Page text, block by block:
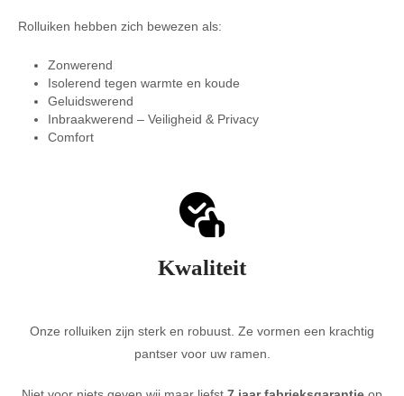
Rolluiken hebben zich bewezen als:
Zonwerend
Isolerend tegen warmte en koude
Geluidswerend
Inbraakwerend – Veiligheid & Privacy
Comfort
Kwaliteit
Onze rolluiken zijn sterk en robuust. Ze vormen een krachtig
pantser voor uw ramen.